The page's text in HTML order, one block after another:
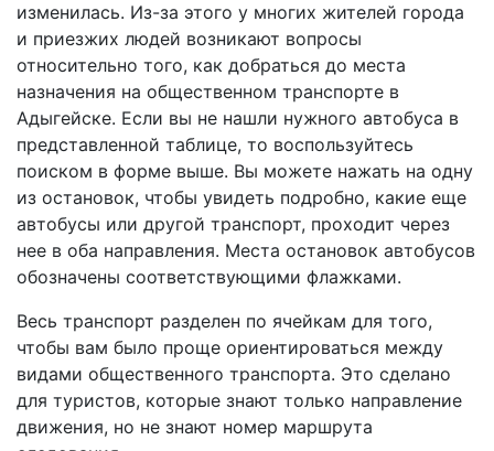
изменилась. Из-за этого у многих жителей города
и приезжих людей возникают вопросы
относительно того, как добраться до места
назначения на общественном транспорте в
Адыгейске. Если вы не нашли нужного автобуса в
представленной таблице, то воспользуйтесь
поиском в форме выше. Вы можете нажать на одну
из остановок, чтобы увидеть подробно, какие еще
автобусы или другой транспорт, проходит через
нее в оба направления. Места остановок автобусов
обозначены соответствующими флажками.
Весь транспорт разделен по ячейкам для того,
чтобы вам было проще ориентироваться между
видами общественного транспорта. Это сделано
для туристов, которые знают только направление
движения, но не знают номер маршрута